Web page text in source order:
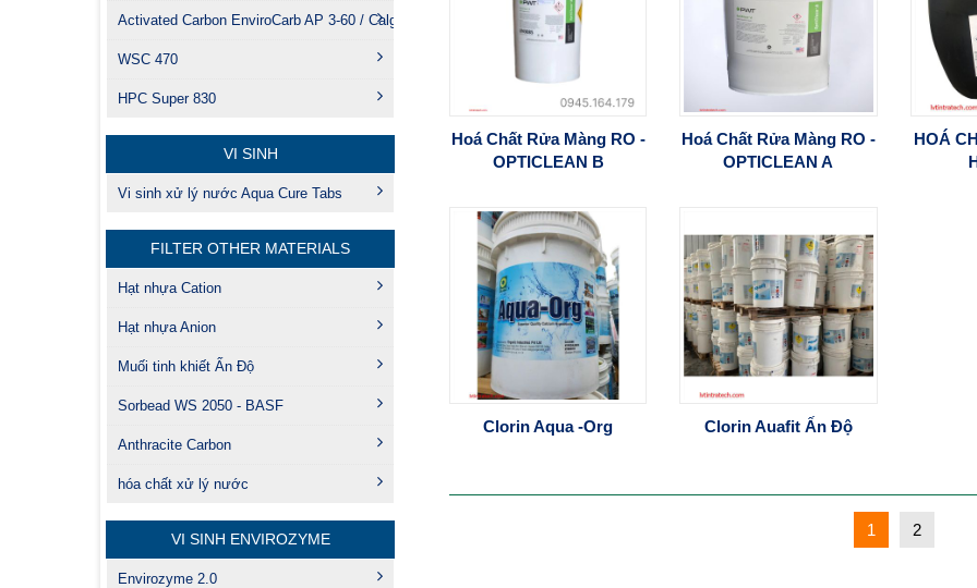
Activated Carbon EnviroCarb AP 3-60 / Calgon Carbon
WSC 470
HPC Super 830
VI SINH
Vi sinh xử lý nước Aqua Cure Tabs
FILTER OTHER MATERIALS
Hạt nhựa Cation
Hạt nhựa Anion
Muối tinh khiết Ấn Độ
Sorbead WS 2050 - BASF
Anthracite Carbon
hóa chất xử lý nước
VI SINH ENVIROZYME
Envirozyme 2.0
Hoá Chất Rửa Màng RO -
OPTICLEAN B
Hoá Chất Rửa Màng RO -
OPTICLEAN A
HOÁ
Clorin Aqua -Org Clorin Auafit Ấn Độ
1 2